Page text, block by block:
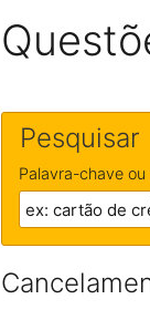
Pesquisar
Palavra-chave